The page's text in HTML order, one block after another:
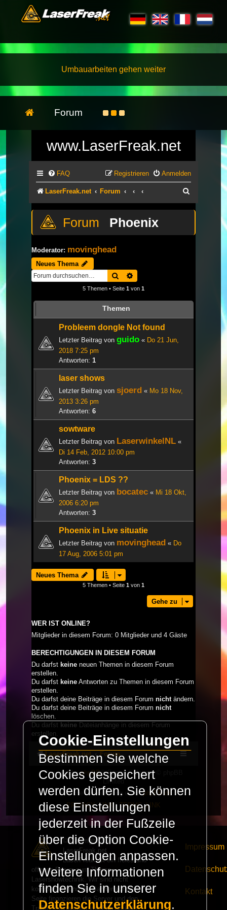
Umbauarbeiten gehen weiter
Forum
www.LaserFreak.net
FAQ Anmelden
Registrieren
LaserFreak.net Forum
Phoenix
Moderator: movinghead
Neues Thema
Suche
5 Themen • Seite 1 von 1
Themen
Probleem dongle Not found
Letzter Beitrag von guido « Do 21 Jun,
2018 7:25 pm
Antworten: 1
laser shows
Letzter Beitrag von sjoerd « Mo 18 Nov,
2013 3:26 pm
Antworten: 6
sowtware
Letzter Beitrag von LaserwinkelNL «
Di 14 Feb, 2012 10:00 pm
Antworten: 3
Phoenix = LDS ??
Letzter Beitrag von bocatec « Mi 18 Okt,
2006 6:20 pm
Antworten: 3
Phoenix in Live situatie
Letzter Beitrag von movinghead « Do
17 Aug, 2006 5:01 pm
Neues Thema
5 Themen • Seite 1 von 1
Gehe zu
WER IST ONLINE?
Mitglieder in diesem Forum: 0 Mitglieder und 4 Gäste
BERECHTIGUNGEN IN DIESEM FORUM
Du darfst keine neuen Themen in diesem Forum
erstellen.
Du darfst keine Antworten zu Themen in diesem Forum
erstellen.
Du darfst deine Beiträge in diesem Forum nichtändern.
Du darfst deine Beiträge in diesem Forum nicht
löschen.
Du darfst keine Dateianhänge in diesem Forum
erstellen.
LaserFreak.net Forum
Powered byphpBB® Forum Software © phpBB
Limited
Deutsche Übersetzung durchphpBB.de
PRIVACY_LINK | TERMS_LINK
© Copyright 2025 -
LaserFreak.net
LaserFreak ist ein freies und
offenes Forum zum Thema
Lasershowtechnik. Wir sind nicht
kommerziell und die Banner auf dieser
Seite finanzieren die Server und den
Traffic. Einnahmen von Fan Artikeln
Impressum
Kontakt
Cookie-Einstellungen
Bestimmen Sie welche
Cookies gespeichert
werden dürfen. Sie können
diese Einstellungen
jederzeit in der Fußzeile
über die Option Cookie-
Einstellungen anpassen.
Weitere Informationen
finden Sie in unserer
Datenschutzerklärung.